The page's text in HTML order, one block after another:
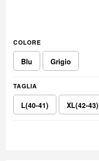
COLORE
Blu Grigio
TAGLIA
L(40-41) XL(42-43)